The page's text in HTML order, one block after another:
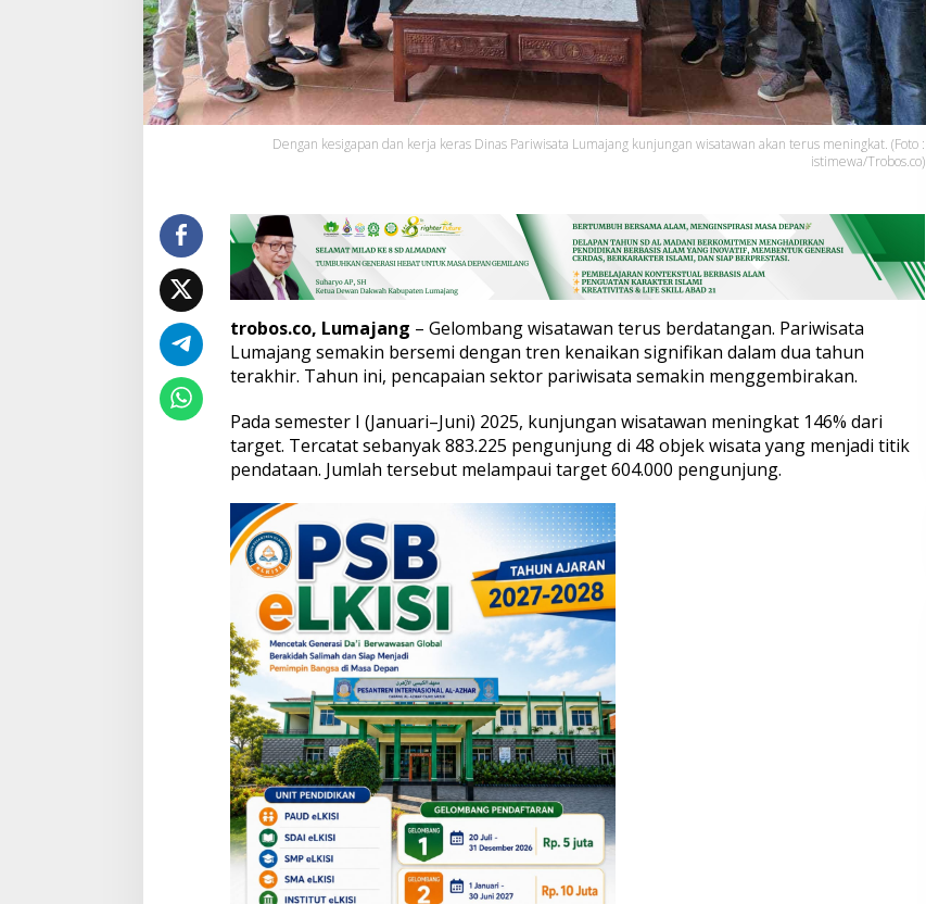
h
M
e
n
i
n
k
B
e
r
d
a
a
Dengan kesigapan dan kerja keras Dinas Pariwisata Lumajang kunjungan wisatawan akan terus meningkat. (Foto :
istimewa/Trobos.co)
trobos.co, Lumajang – Gelombang wisatawan terus berdatangan. Pariwisata
Lumajang semakin bersemi dengan tren kenaikan signifikan dalam dua tahun
terakhir. Tahun ini, pencapaian sektor pariwisata semakin menggembirakan.
Pada semester I (Januari–Juni) 2025, kunjungan wisatawan meningkat 146% dari
target. Tercatat sebanyak 883.225 pengunjung di 48 objek wisata yang menjadi titik
pendataan. Jumlah tersebut melampaui target 604.000 pengunjung.